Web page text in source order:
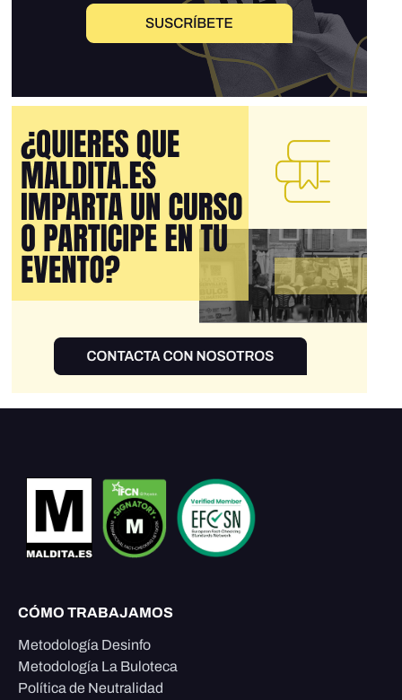
CÓMO TRABAJAMOS
Metodología Desinfo
Metodología La Buloteca
Política de Neutralidad